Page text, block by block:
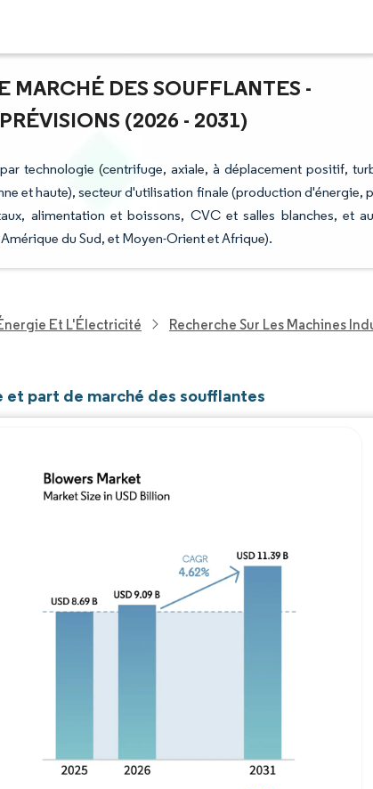
MARCHÉ DES SOUFFLANTES -
(2026 - 2031)
technologie (centrifuge, axiale, à déplacement positif,
et haute), secteur d'utilisation finale (production d'énergie,
alimentation et boissons, CVC et salles blanches, et
du Sud, et Moyen-Orient et Afrique).
Et L'Électricité Recherche Sur Les Machines
et part de marché des soufflantes
Image © Mordor Intelligence. La réutilisation